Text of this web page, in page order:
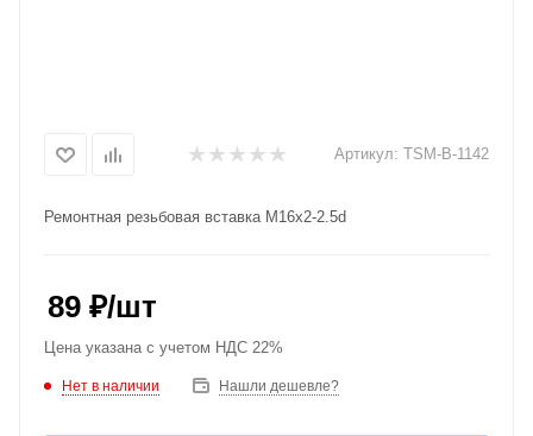
Артикул: TSM-B-1142
Ремонтная резьбовая вставка M16x2-2.5d
89 ₽/шт
Цена указана с учетом НДС 22%
Нет в наличии Нашли дешевле?